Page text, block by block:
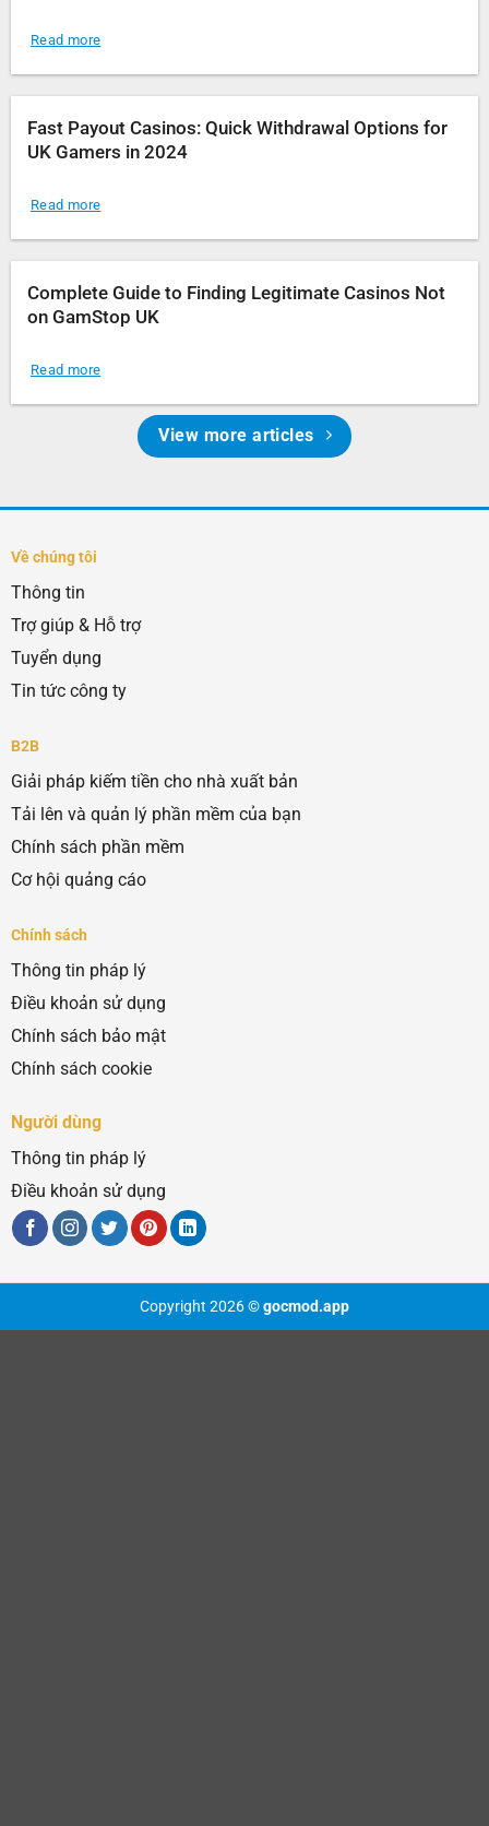
Read more
Fast Payout Casinos: Quick Withdrawal Options for
UK Gamers in 2024
Read more
Complete Guide to Finding Legitimate Casinos Not
on GamStop UK
Read more
View more articles
Về chúng tôi
Thông tin
Trợ giúp & Hỗ trợ
Tuyển dụng
Tin tức công ty
B2B
Giải pháp kiếm tiền cho nhà xuất bản
Tải lên và quản lý phần mềm của bạn
Chính sách phần mềm
Cơ hội quảng cáo
Chính sách
Thông tin pháp lý
Điều khoản sử dụng
Chính sách bảo mật
Chính sách cookie
Người dùng
Thông tin pháp lý
Điều khoản sử dụng
Copyright 2026 ©gocmod.app